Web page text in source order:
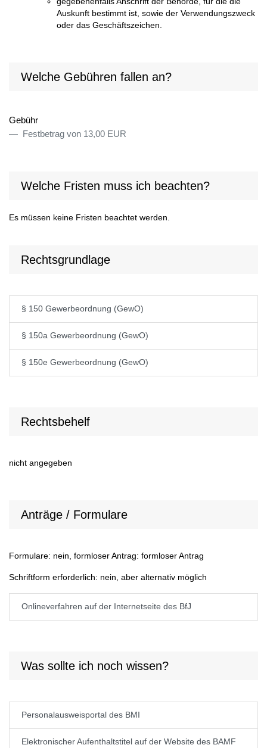
Auskunft bestimmt ist, sowie der Verwendungszweck
oder das Geschäftszeichen.
Welche Gebühren fallen an?
Gebühr
Festbetrag von 13,00 EUR
Welche Fristen muss ich beachten?
Es müssen keine Fristen beachtet werden.
Rechtsgrundlage
§ 150 Gewerbeordnung (GewO)
§ 150a Gewerbeordnung (GewO)
§ 150e Gewerbeordnung (GewO)
Rechtsbehelf
nicht angegeben
Anträge / Formulare
Formulare: nein, formloser Antrag: formloser Antrag
Schriftform erforderlich: nein, aber alternativ möglich
Onlineverfahren auf der Internetseite des BfJ
Was sollte ich noch wissen?
Personalausweisportal des BMI
Elektronischer Aufenthaltstitel auf der Website des BAMF